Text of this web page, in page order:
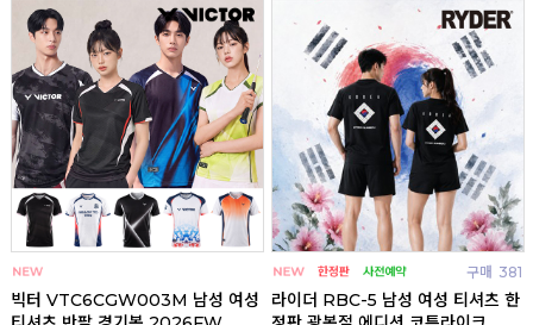
빅터 VTC6CGW003M 남성 여성
구매 381
라이더 RBC-5 남성 여성 티셔츠 한